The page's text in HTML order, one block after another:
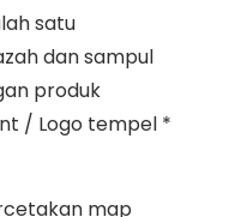
satu
dan sampul
produk
/ Logo tempel *
map